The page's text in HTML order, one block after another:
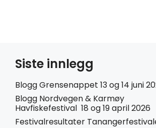
Siste innlegg
Blogg Grensenappet 13 og 14 juni
Blogg Nordvegen & Karmøy
Havfiskefestival 18 og 19 april 2026
Festivalresultater